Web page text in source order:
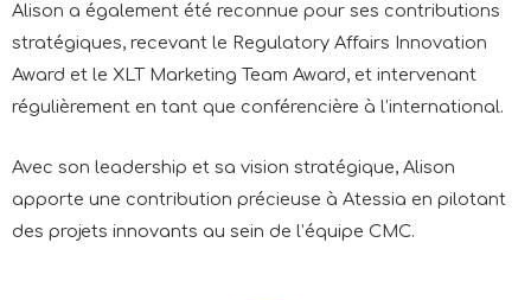
Alison a également été reconnue pour ses contributions
stratégiques, recevant le Regulatory Affairs Innovation
Award et le XLT Marketing Team Award, et intervenant
régulièrement en tant que conférencière à l’international.
Avec son leadership et sa vision stratégique, Alison
apporte une contribution précieuse à Atessia en pilotant
des projets innovants au sein de l’équipe CMC.